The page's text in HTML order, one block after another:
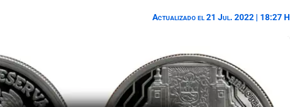
Actualizado el 21 Jul. 2022 | 18:27 H